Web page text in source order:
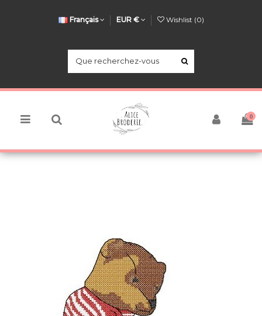
Français EUR € Wishlist (0)
0